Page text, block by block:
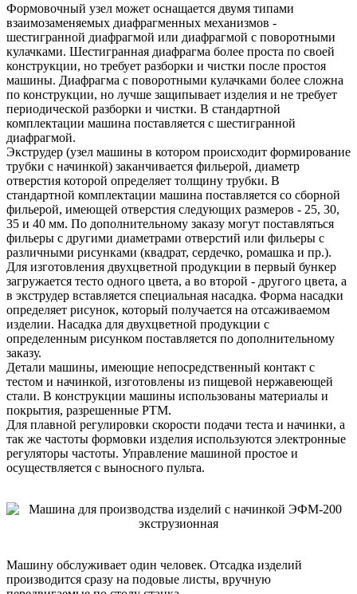
Формовочный узел может оснащается двумя типами
взаимозаменяемых диафрагменных механизмов -
шестигранной диафрагмой или диафрагмой с поворотными
кулачками. Шестигранная диафрагма более проста по своей
конструкции, но требует разборки и чистки после простоя
машины. Диафрагма с поворотными кулачками более сложна
по конструкции, но лучше защипывает изделия и не требует
периодической разборки и чистки. В стандартной
комплектации машина поставляется с шестигранной
диафрагмой.
Экструдер (узел машины в котором происходит формирование
трубки с начинкой) заканчивается фильерой, диаметр
отверстия которой определяет толщину трубки. В
стандартной комплектации машина поставляется со сборной
фильерой, имеющей отверстия следующих размеров - 25, 30,
35 и 40 мм. По дополнительному заказу могут поставляться
фильеры с другими диаметрами отверстий или фильеры с
различными рисунками (квадрат, сердечко, ромашка и пр.).
Для изготовления двухцветной продукции в первый бункер
загружается тесто одного цвета, а во второй - другого цвета, а
в экструдер вставляется специальная насадка. Форма насадки
определяет рисунок, который получается на отсаживаемом
изделии. Насадка для двухцветной продукции с
определенным рисунком поставляется по дополнительному
заказу.
Детали машины, имеющие непосредственный контакт с
тестом и начинкой, изготовлены из пищевой нержавеющей
стали. В конструкции машины использованы материалы и
покрытия, разрешенные РТМ.
Для плавной регулировки скорости подачи теста и начинки, а
так же частоты формовки изделия используются электронные
регуляторы частоты. Управление машиной простое и
осуществляется с выносного пульта.
Машину обслуживает один человек. Отсадка изделий
производится сразу на подовые листы, вручную